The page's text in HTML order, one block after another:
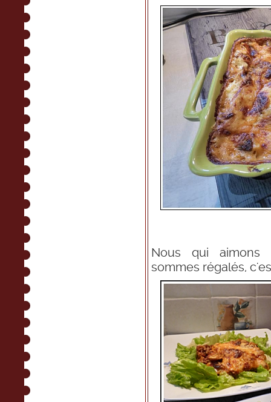
Nous qui aimons
sommes régalés,